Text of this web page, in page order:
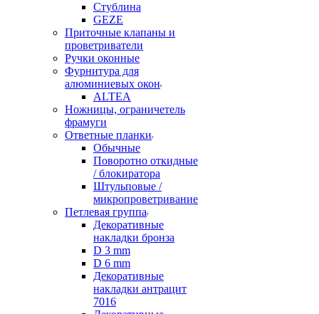
Стублина
GEZE
Приточные клапаны и
проветриватели
Ручки оконные
Фурнитура для
алюминиевых окон
ALTEA
Ножницы, ограничетель
фрамуги
Ответные планки
Обычные
Поворотно откидные
/ блокиратора
Штульповые /
микропроветривание
Петлевая группа
Декоративные
накладки бронза
D 3 mm
D 6 mm
Декоративные
накладки антрацит
7016